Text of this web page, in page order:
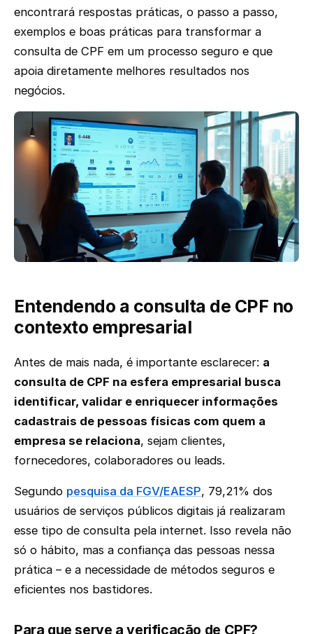
encontrará respostas práticas, o passo a passo,
exemplos e boas práticas para transformar a
consulta de CPF em um processo seguro e que
apoia diretamente melhores resultados nos
negócios.
Entendendo a consulta de CPF no
contexto empresarial
Antes de mais nada, é importante esclarecer: a
consulta de CPF na esfera empresarial busca
identificar, validar e enriquecer informações
cadastrais de pessoas físicas com quem a
empresa se relaciona, sejam clientes,
fornecedores, colaboradores ou leads.
Segundo pesquisa da FGV/EAESP, 79,21% dos
usuários de serviços públicos digitais já realizaram
esse tipo de consulta pela internet. Isso revela não
só o hábito, mas a confiança das pessoas nessa
prática – e a necessidade de métodos seguros e
eficientes nos bastidores.
Para que serve a verificação de CPF?